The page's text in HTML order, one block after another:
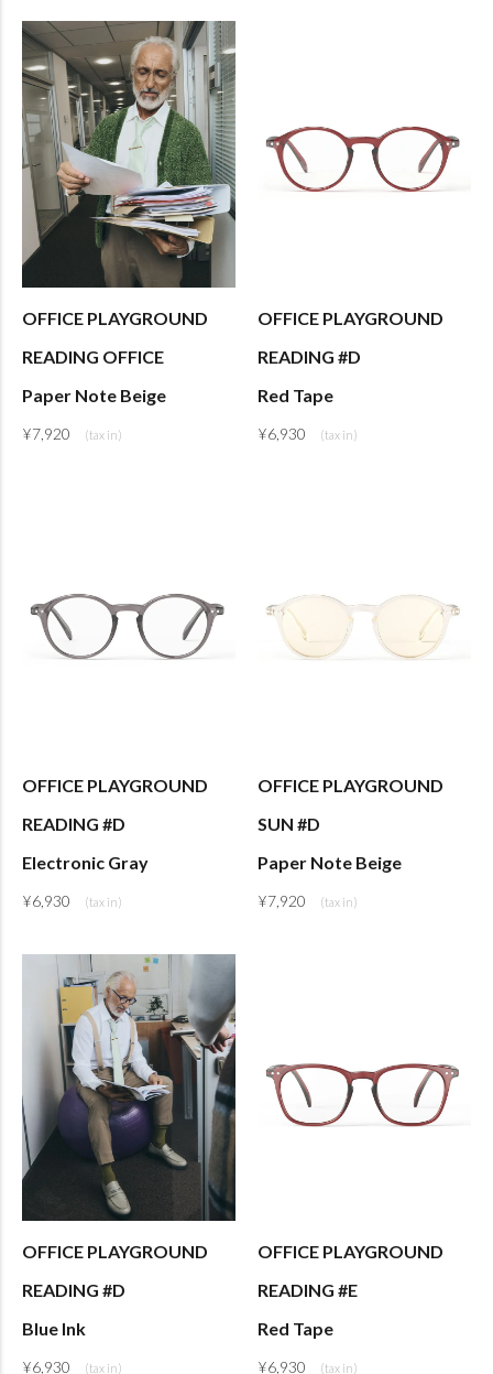
OFFICE PLAYGROUND
READING OFFICE
Paper Note Beige
¥7,920
OFFICE PLAYGROUND
READING #D
Red Tape
¥6,930
OFFICE PLAYGROUND
READING #D
Electronic Gray
¥6,930
OFFICE PLAYGROUND
SUN #D
Paper Note Beige
¥7,920
OFFICE PLAYGROUND
READING #D
Blue Ink
¥6,930
OFFICE PLAYGROUND
READING #E
Red Tape
¥6,930